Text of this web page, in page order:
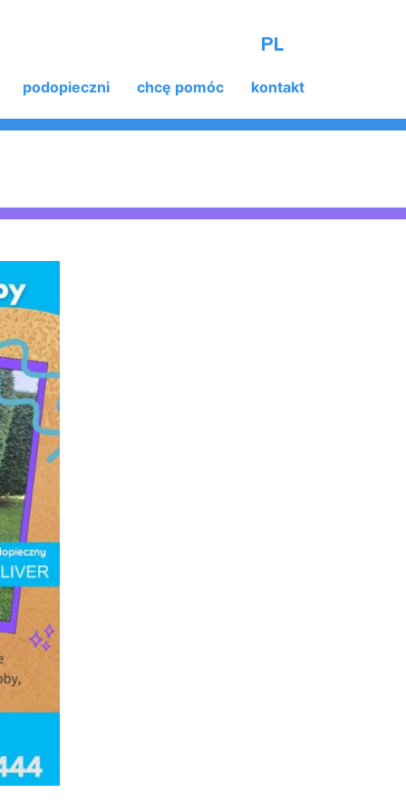
PL
podopieczni chcę pomóc kontakt